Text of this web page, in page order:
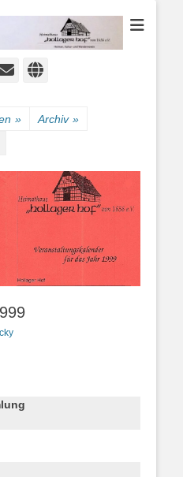
Heimathaus
Hollager Hof v.
E-
Website
» Archiv »